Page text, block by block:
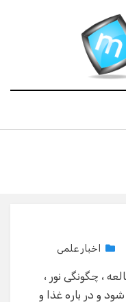
اخبار علمی
، چگونگی نور ،
و در باره غذا و